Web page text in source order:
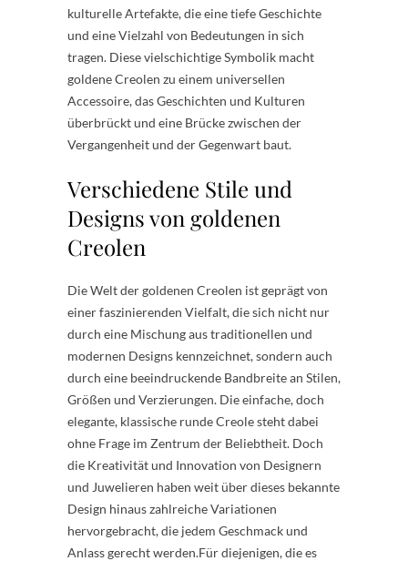
kulturelle Artefakte, die eine tiefe Geschichte
und eine Vielzahl von Bedeutungen in sich
tragen. Diese vielschichtige Symbolik macht
goldene Creolen zu einem universellen
Accessoire, das Geschichten und Kulturen
überbrückt und eine Brücke zwischen der
Vergangenheit und der Gegenwart baut.
Verschiedene Stile und
Designs von goldenen
Creolen
Die Welt der goldenen Creolen ist geprägt von
einer faszinierenden Vielfalt, die sich nicht nur
durch eine Mischung aus traditionellen und
modernen Designs kennzeichnet, sondern auch
durch eine beeindruckende Bandbreite an Stilen,
Größen und Verzierungen. Die einfache, doch
elegante, klassische runde Creole steht dabei
ohne Frage im Zentrum der Beliebtheit. Doch
die Kreativität und Innovation von Designern
und Juwelieren haben weit über dieses bekannte
Design hinaus zahlreiche Variationen
hervorgebracht, die jedem Geschmack und
Anlass gerecht werden.Für diejenigen, die es